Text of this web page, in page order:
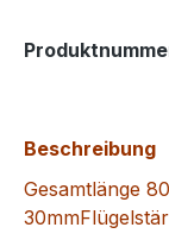
Beschreibung
Gesamtlänge